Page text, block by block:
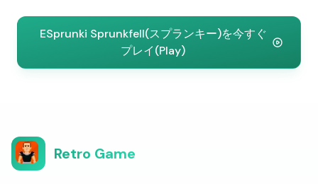
ESprunki Sprunkfell(スプランキー)を今すぐ
プレイ(Play)
Retro Game